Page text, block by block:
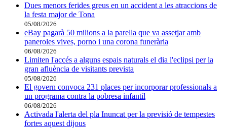
Dues menors ferides greus en un accident a les atraccions de
la festa major de Tona
05/08/2026
eBay pagarà 50 milions a la parella que va assetjar amb
paneroles vives, porno i una corona funerària
06/08/2026
Limiten l'accés a alguns espais naturals el dia l'eclipsi per la
gran afluència de visitants prevista
05/08/2026
El govern convoca 231 places per incorporar professionals a
un programa contra la pobresa infantil
06/08/2026
Activada l'alerta del pla Inuncat per la previsió de tempestes
fortes aquest dijous